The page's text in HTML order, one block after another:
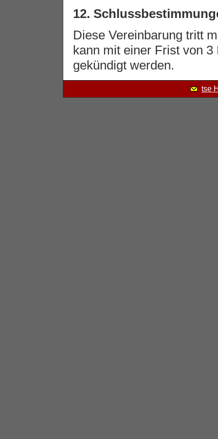
12.
Diese Vereinbarung tritt
kann mit einer Frist von
gekündigt werden.
tse